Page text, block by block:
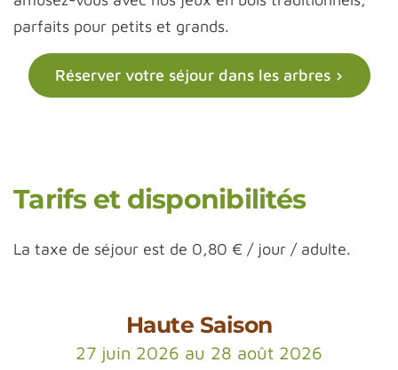
parfaits pour petits et grands.
Réserver votre séjour dans les arbres
Tarifs et disponibilités
La taxe de séjour est de 0,80 € / jour / adulte.
Haute Saison
27 juin 2026 au 28 août 2026